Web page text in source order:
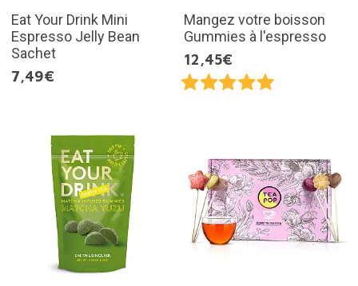
Eat Your Drink Mini
Espresso Jelly Bean
Sachet
7,49€
Mangez votre boisson
Gummies à l'espresso
12,45€